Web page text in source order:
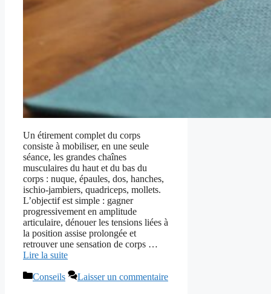
Un étirement complet du corps
consiste à mobiliser, en une seule
séance, les grandes chaînes
musculaires du haut et du bas du
corps : nuque, épaules, dos, hanches,
ischio-jambiers, quadriceps, mollets.
L’objectif est simple : gagner
progressivement en amplitude
articulaire, dénouer les tensions liées à
la position assise prolongée et
retrouver une sensation de corps …
Lire la suite
Catégories
Conseils Laisser un commentaire